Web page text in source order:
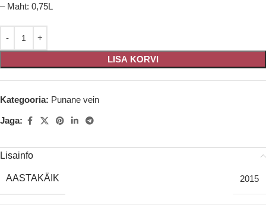
– Maht: 0,75L
LISA KORVI
Kategooria: Punane vein
Jaga:
Lisainfo
AASTAKÄIK 2015